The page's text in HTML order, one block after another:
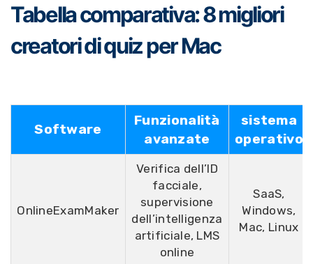
Tabella comparativa: 8 migliori
creatori di quiz per Mac
Software
Funzionalità
avanzate
sistema
operativo
OnlineExamMaker
Verifica dell’ID
facciale,
supervisione
dell’intelligenza
artificiale, LMS
online
SaaS,
Windows,
Mac, Linux